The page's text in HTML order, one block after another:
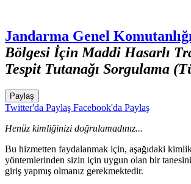
Jandarma Genel
Bölgesi İçin Maddi Hasarlı
Tespit Tutanağı Sorgulama
Paylaş
Twitter'da Paylaş Facebook'da Paylaş
Henüz kimliğinizi doğrulamadınız...
Bu hizmetten faydalanmak için, aşağıdaki
yöntemlerinden sizin için uygun olan bir
giriş yapmış olmanız gerekmektedir.